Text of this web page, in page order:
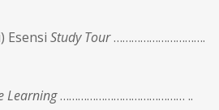
Esensi Study Tour………………………….
Learning…………………………………… ..